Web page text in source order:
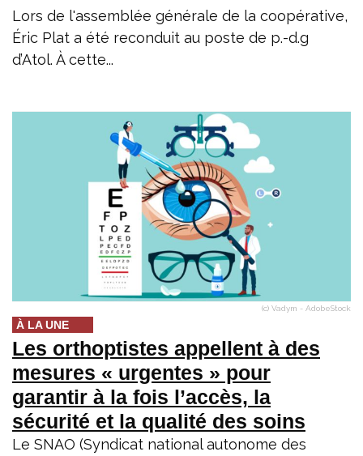
Lors de l'assemblée générale de la coopérative,
Éric Plat a été reconduit au poste de p.-d.g
d’Atol. À cette...
(c) Vadym - AdobeStock
À LA UNE
Les orthoptistes appellent à des
mesures « urgentes » pour
garantir à la fois l’accès, la
sécurité et la qualité des soins
Le SNAO (Syndicat national autonome des